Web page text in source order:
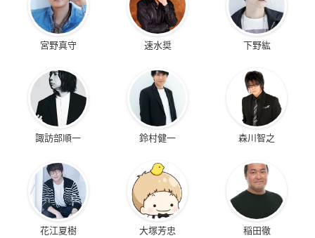
宮野真守 速水奨 下野紘
諏訪部順一 鈴村健一 森川智之
花江夏樹 大塚芳忠 稲田徹